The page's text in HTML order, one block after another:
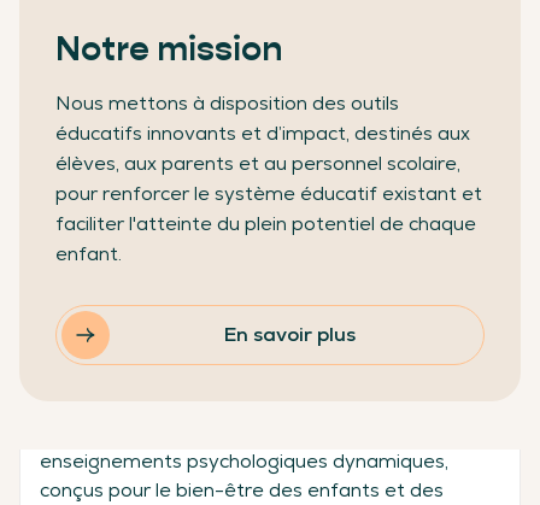
Classe-Zen
enseignements psychologiques dynamiques,
conçus pour le bien-être des enfants et des
Notre mission
Nous mettons à disposition des outils
éducatifs innovants et d’impact, destinés aux
élèves, aux parents et au personnel scolaire,
pour renforcer le système éducatif existant et
faciliter l'atteinte du plein potentiel de chaque
enfant.
En savoir plus